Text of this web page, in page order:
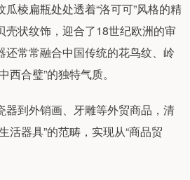
棱扁瓶处处透着“洛可可”风格的精
壳状纹饰，迎合了18世纪欧洲的审
还常常融合中国传统的花鸟纹、岭
西合璧”的独特气质。
器到外销画、牙雕等外贸商品，清
活器具”的范畴，实现从“商品贸